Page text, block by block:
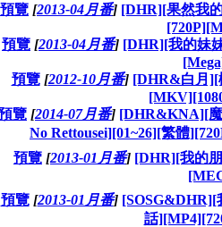
預覽 [2013-04月番] [DHR][果然我
預覽 [2013-04月番] [DHR][我的妹
預覽 [2012-10月番] [DHR&白月][
覽 [2014-07月番] [DHR&KNA][
No Rettousei][01~26][繁體
預覽 [2013-01月番] [DHR][我的
預覽 [2013-01月番] [SOSG&DHR][
話